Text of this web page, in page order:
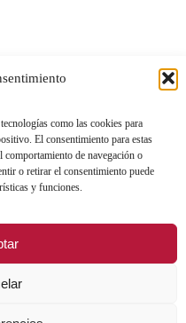
como las cookies para
El consentimiento para estas
de navegación o
o retirar el consentimiento puede
y funciones.
DE TRATAMIENTO